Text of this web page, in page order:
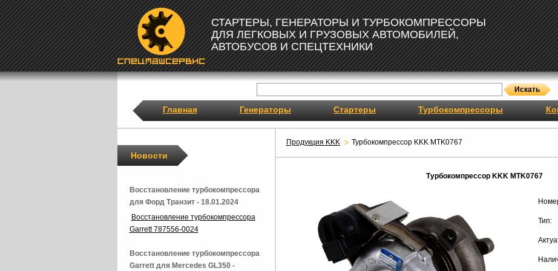
СТАРТЕРЫ, ГЕНЕРАТОРЫ И ТУРБОКОМПРЕССОРЫ
ДЛЯ ЛЕГКОВЫХ И ГРУЗОВЫХ АВТОМОБИЛЕЙ,
АВТОБУСОВ И СПЕЦТЕХНИКИ
Главная Генераторы Стартеры Турбокомпрессоры
Продукция KKK Турбокомпрессор KKK MTK0767
Турбокомпрессор KKK MTK0767
Тип:
Новости
Восстановление турбокомпрессора
для Форд Транзит - 18.01.2024
Восстановление турбокомпрессора
Garrett 787556-0024
Восстановление турбокомпрессора
Garrett для Mercedes GL350 -